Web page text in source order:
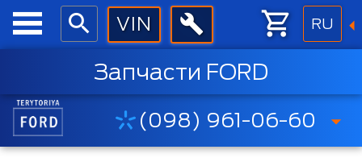
RU
Запчасти FORD
(098) 961-06-60